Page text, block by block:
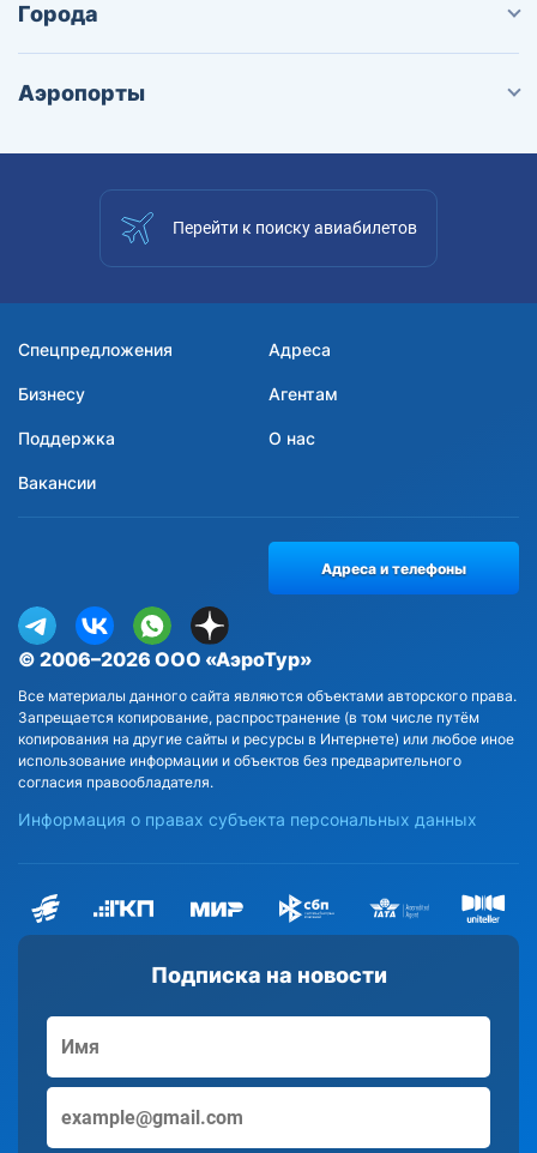
Города
Аэропорты
Перейти к поиску авиабилетов
Спецпредложения Адреса
Бизнесу Агентам
Поддержка О нас
Вакансии
Подписка на новости
© 2006–2026 ООО «АэроТур»
Все материалы данного сайта являются объектами авторского права.
Запрещается копирование, распространение (в том числе путём
копирования на другие сайты и ресурсы в Интернете) или любое иное
использование информации и объектов без предварительного
согласия правообладателя.
Информация о правах субъекта персональных данных
Адреса и телефоны